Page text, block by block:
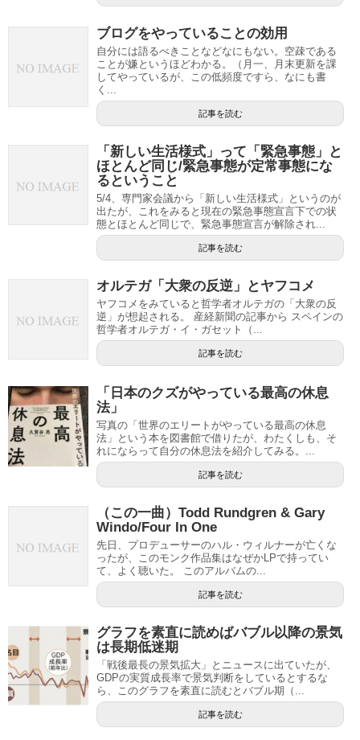
ブログをやっていることの効用
自分には語るべきことなどなにもない。空疎である
ことが嫌というほどわかる。（月一、月末更新を課
してやっているが、この低頻度ですら、なにも書
く...
記事を読む
「新しい生活様式」って「緊急事態」と
ほとんど同じ/緊急事態が定常事態にな
るということ
5/4、専門家会議から「新しい生活様式」というのが
出たが、これをみると現在の緊急事態宣言下での状
態とほとんど同じで、緊急事態宣言が解除され...
記事を読む
オルテガ「大衆の反逆」とヤフコメ
ヤフコメをみていると哲学者オルテガの「大衆の反
逆」が想起される。 産経新聞の記事から スペインの
哲学者オルテガ・イ・ガセット（...
記事を読む
「日本のクズがやっている最高の休息
法」
写真の「世界のエリートがやっている最高の休息
法」という本を図書館で借りたが、わたくしも、そ
れにならって自分の休息法を紹介してみる。...
記事を読む
（この一曲）Todd Rundgren & Gary
Windo/Four In One
先日、プロデューサーのハル・ウィルナーが亡くな
ったが、このモンク作品集はなぜかLPで持ってい
て、よく聴いた。 このアルバムの...
記事を読む
グラフを素直に読めばバブル以降の景気
は長期低迷期
「戦後最長の景気拡大」とニュースに出ていたが、
GDPの実質成長率で景気判断をしているとするな
ら、このグラフを素直に読むとバブル期（...
記事を読む